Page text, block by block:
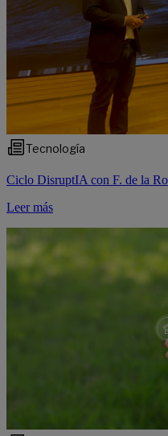
Tecnología
Ciclo DisruptIA con F. de la
Leer más